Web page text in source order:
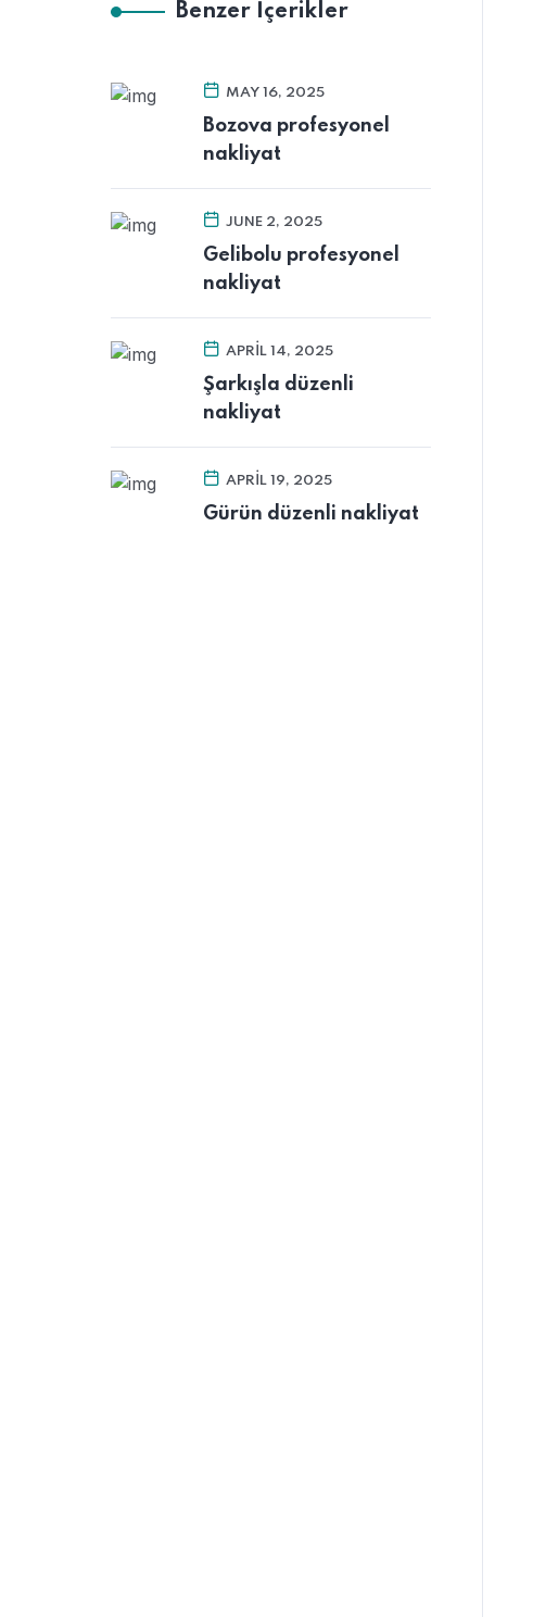
Benzer İçerikler
MAY 16, 2025
Bozova profesyonel
nakliyat
JUNE 2, 2025
Gelibolu profesyonel
nakliyat
APRIL 14, 2025
Şarkışla düzenli
nakliyat
APRIL 19, 2025
Gürün düzenli nakliyat